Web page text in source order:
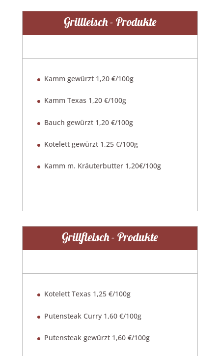
Grillleisch - Produkte
Kamm gewürzt 1,20 €/100g
Kamm Texas 1,20 €/100g
Bauch gewürzt 1,20 €/100g
Kotelett gewürzt 1,25 €/100g
Kamm m. Kräuterbutter 1,20€/100g
Grillfleisch - Produkte
Kotelett Texas 1,25 €/100g
Putensteak Curry 1,60 €/100g
Putensteak gewürzt 1,60 €/100g